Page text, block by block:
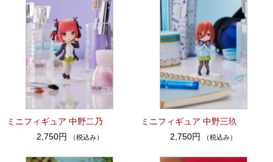
ミニフィギュア 中野二乃
2,750円
（税込み）
ミニフィギュア 中野三玖
2,750円
（税込み）